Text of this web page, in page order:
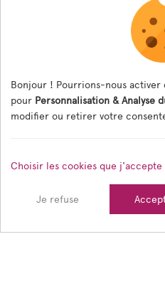
Formulaire
Les menus
Documents
Bonjour ! Pourrions-nous activer
pour Personnalisation & Analyse
modifier ou retirer votre
Choisir les cookies que j'accepte
Je refuse